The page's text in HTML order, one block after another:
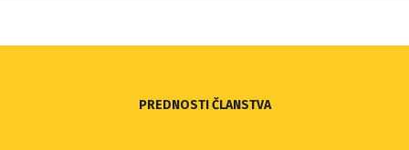
PREDNOSTI ČLANSTVA